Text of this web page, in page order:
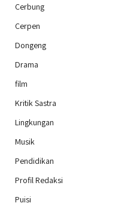
Cerbung
Cerpen
Dongeng
Drama
film
Kritik Sastra
Lingkungan
Musik
Pendidikan
Profil Redaksi
Puisi